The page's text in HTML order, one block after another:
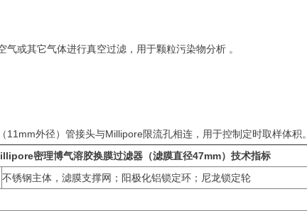
或其它气体进行真空过滤，用于颗粒污染物分析 。
外径）管接头与Millipore限流孔相连，用于控制定时取样体积。
密理博气溶胶换膜过滤器（滤膜直径47mm） 技术指标
不锈钢主体，滤膜支撑网；阳极化铝锁定环；尼龙锁定轮